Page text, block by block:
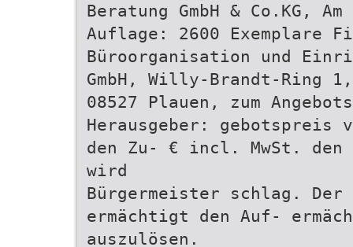
Beratung GmbH & Co.KG, Am
Auflage: 2600 Exemplare
Büroorganisation und
GmbH, Willy-Brandt-Ring
08527 Plauen, zum
Herausgeber: gebotspreis
den Zu- € incl. MwSt. den
wird
Bürgermeister schlag.
ermächtigt den Auf-
auszulösen.